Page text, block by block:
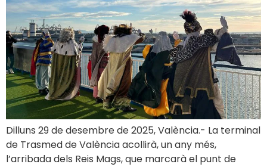
Dilluns 29 de desembre de 2025, València.- La terminal
de Trasmed de València acollirà, un any més,
l’arribada dels Reis Mags, que marcarà el punt de